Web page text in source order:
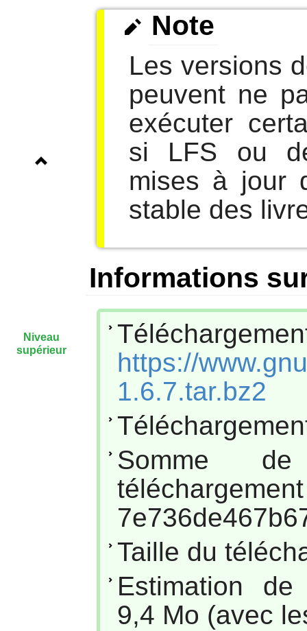
Note
Les versions
peuvent ne
exécuter
si LFS ou
mises à jour
stable des
Informations
https://
1.6.7.tar.bz2
Somme
Taille du
Estimation
9,4 Mo (avec
Niveau
supérieur